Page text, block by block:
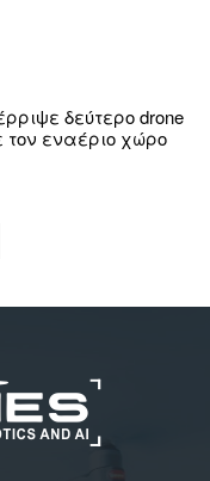
δεύτερο drone
εναέριο χώρο